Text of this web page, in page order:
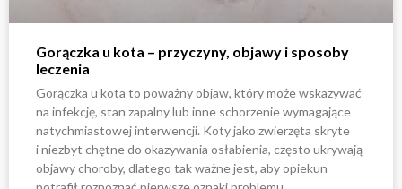
Gorączka u kota – przyczyny, objawy i sposoby
leczenia
Gorączka u kota to poważny objaw, który może wskazywać
na infekcję, stan zapalny lub inne schorzenie wymagające
natychmiastowej interwencji. Koty jako zwierzęta skryte
i niezbyt chętne do okazywania osłabienia, często ukrywają
objawy choroby, dlatego tak ważne jest, aby opiekun